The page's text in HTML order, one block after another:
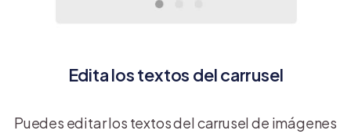
Edita los textos del carrusel
Puedes editar los textos del carrusel de imágenes